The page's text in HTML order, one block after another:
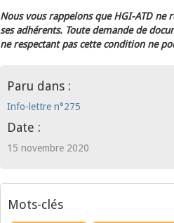
Nous vous rappelons que HGI-ATD ne
ses adhérents. Toute demande de
ne respectant pas cette condition ne
Paru dans :
Info-lettre n°275
Date :
15 novembre 2020
Mots-clés